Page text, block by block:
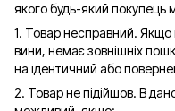
якого будь-який
1. Товар несправний. Якщо
вини, немає зовнішніх
на ідентичний або
2. Товар не підійшов. В